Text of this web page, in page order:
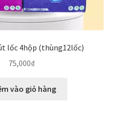
lốc 4hộp (thùng12lốc)
75,000₫
vào giỏ hàng